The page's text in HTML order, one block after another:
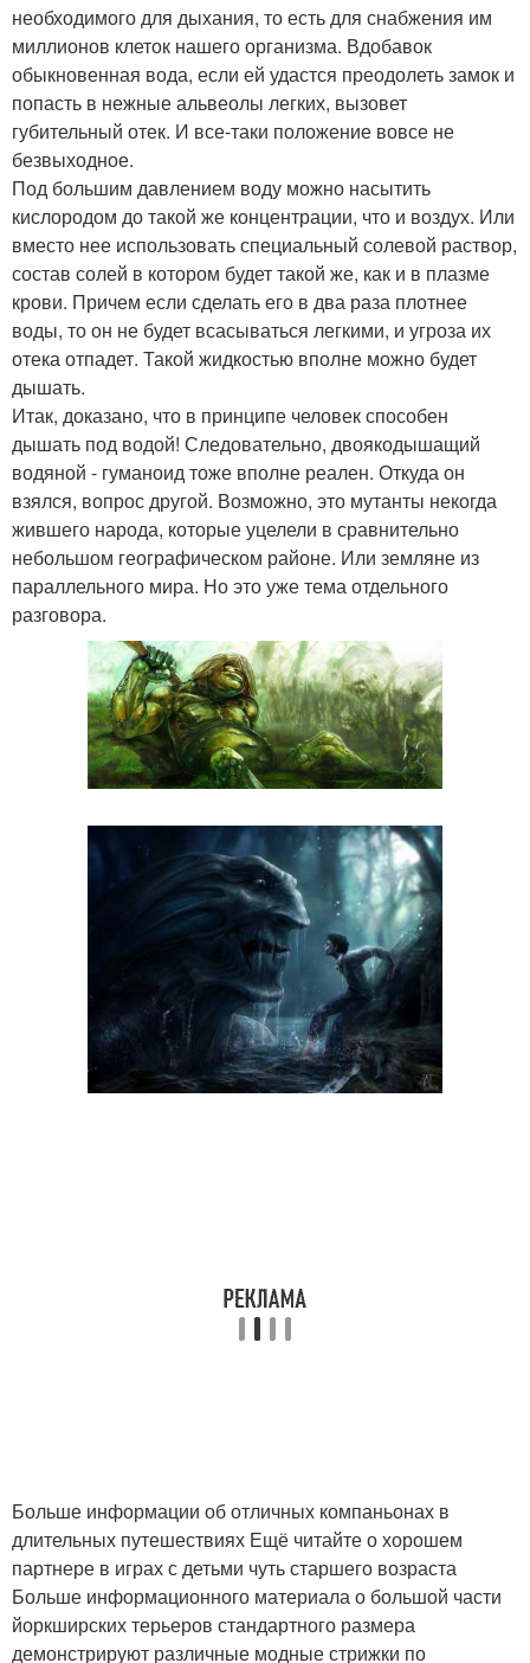
необходимого для дыхания, то есть для снабжения им
миллионов клеток нашего организма. Вдобавок
обыкновенная вода, если ей удастся преодолеть замок и
попасть в нежные альвеолы легких, вызовет
губительный отек. И все-таки положение вовсе не
безвыходное.
Под большим давлением воду можно насытить
кислородом до такой же концентрации, что и воздух. Или
вместо нее использовать специальный солевой раствор,
состав солей в котором будет такой же, как и в плазме
крови. Причем если сделать его в два раза плотнее
воды, то он не будет всасываться легкими, и угроза их
отека отпадет. Такой жидкостью вполне можно будет
дышать.
Итак, доказано, что в принципе человек способен
дышать под водой! Следовательно, двоякодышащий
водяной - гуманоид тоже вполне реален. Откуда он
взялся, вопрос другой. Возможно, это мутанты некогда
жившего народа, которые уцелели в сравнительно
небольшом географическом районе. Или земляне из
параллельного мира. Но это уже тема отдельного
разговора.
Больше информации об отличных компаньонах в
длительных путешествиях Ещё читайте о хорошем
партнере в играх с детьми чуть старшего возраста
Больше информационного материала о большой части
йоркширских терьеров стандартного размера
демонстрируют различные модные стрижки по